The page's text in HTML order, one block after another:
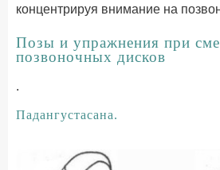
концентрируя внимание на
Позы и упражнения при
позвоночных дисков
.
Падангустасана.